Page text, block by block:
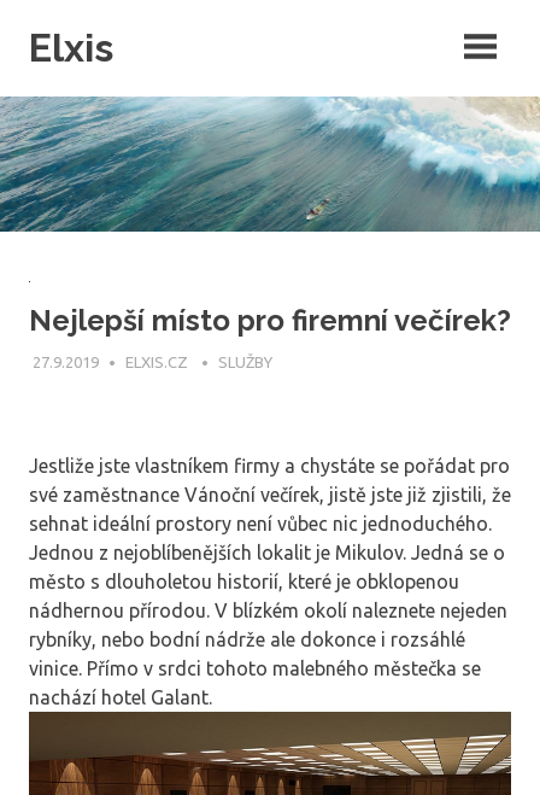
Elxis
intenretový magazín, ve kterém by byly rubriky pro každého? Přesně
to jsme pro vás udělali a navíc do něj můžete publikovat i vy!
Nejlepší místo pro firemní večírek?
27.9.2019 ELXIS.CZ SLUŽBY
Jestliže jste vlastníkem firmy a chystáte se pořádat pro
své zaměstnance Vánoční večírek, jistě jste již zjistili, že
sehnat ideální prostory není vůbec nic jednoduchého.
Jednou z nejoblíbenějších lokalit je Mikulov. Jedná se o
město s dlouholetou historií, které je obklopenou
nádhernou přírodou. V blízkém okolí naleznete nejeden
rybníky, nebo bodní nádrže ale dokonce i rozsáhlé
vinice. Přímo v srdci tohoto malebného městečka se
nachází hotel Galant.